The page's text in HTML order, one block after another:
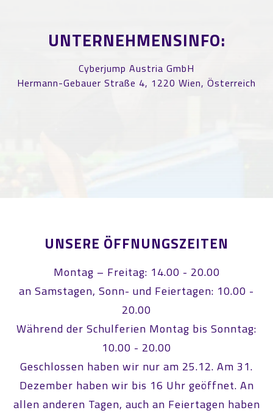
UNTERNEHMENSINFO:
Cyberjump Austria GmbH
Hermann-Gebauer Straße 4, 1220 Wien, Österreich
UNSERE ÖFFNUNGSZEITEN
Montag – Freitag: 14.00 - 20.00
an Samstagen, Sonn- und Feiertagen: 10.00 -
20.00
Während der Schulferien Montag bis Sonntag:
10.00 - 20.00
Geschlossen haben wir nur am 25.12. Am 31.
Dezember haben wir bis 16 Uhr geöffnet. An
allen anderen Tagen, auch an Feiertagen haben